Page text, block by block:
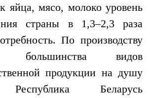
яйца, мясо, молоко уровень
страны в 1,3–2,3 раза
По производству
большинства видов
продукции на душу
Республика Беларусь